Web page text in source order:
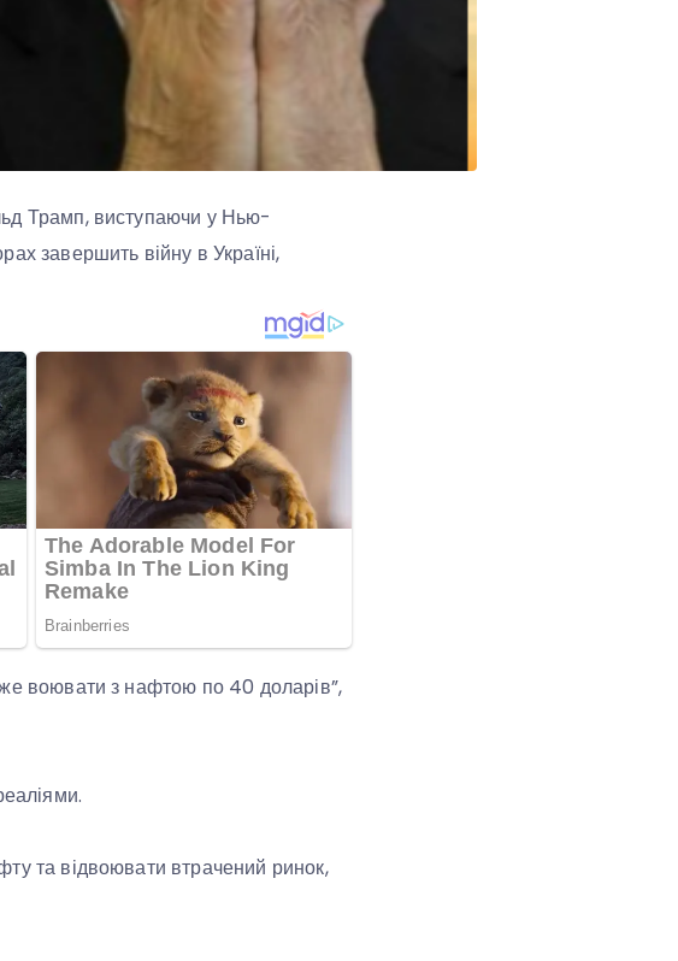
Трамп, виступаючи у Нью-
завершить війну в Україні,
воювати з нафтою по 40 доларів”,
та відвоювати втрачений ринок,